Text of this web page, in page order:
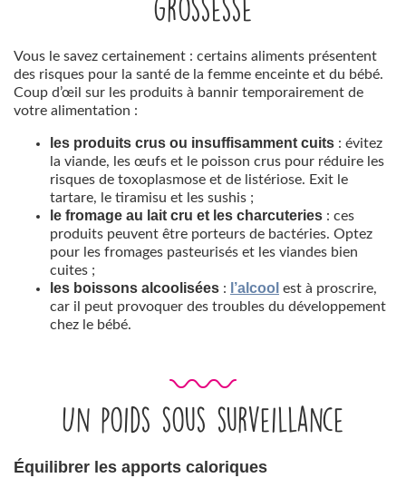
grossesse
Vous le savez certainement : certains aliments présentent
des risques pour la santé de la femme enceinte et du bébé.
Coup d’œil sur les produits à bannir temporairement de
votre alimentation :
les produits crus ou insuffisamment cuits : évitez
la viande, les œufs et le poisson crus pour réduire les
risques de toxoplasmose et de listériose. Exit le
tartare, le tiramisu et les sushis ;
le fromage au lait cru et les charcuteries : ces
produits peuvent être porteurs de bactéries. Optez
pour les fromages pasteurisés et les viandes bien
cuites ;
les boissons alcoolisées : l’alcool est à proscrire,
car il peut provoquer des troubles du développement
chez le bébé.
Un poids sous surveillance
Équilibrer les apports caloriques